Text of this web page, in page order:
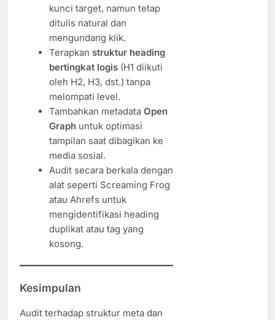
kunci target, namun tetap
ditulis natural dan
mengundang klik.
Terapkan struktur heading
bertingkat logis(H1 diikuti
oleh H2, H3, dst.) tanpa
melompati level.
Tambahkan metadata Open
Graphuntuk optimasi
tampilan saat dibagikan ke
media sosial.
Audit secara berkala dengan
alat seperti Screaming Frog
atau Ahrefs untuk
mengidentifikasi heading
duplikat atau tag yang
kosong.
Kesimpulan
Audit terhadap struktur meta dan